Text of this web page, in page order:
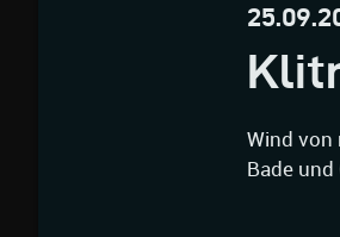
Wind von
Bade und